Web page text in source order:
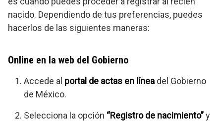
nacido. Dependiendo de tus preferencias, puedes
hacerlos de las siguientes maneras:
Online en la web del Gobierno
Accede al portal de actas en línea del Gobierno
de México.
Selecciona la opción “Registro de nacimiento”y